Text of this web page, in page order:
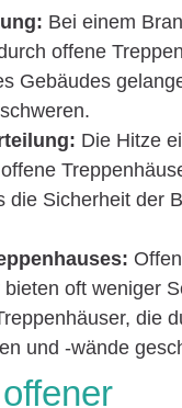
Bei einem
offene
Gebäudes
Die Hitze
die Sicherheit der
oft weniger
die
und -wände